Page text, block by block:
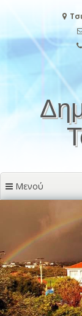
περιεχόμενο
Μενού